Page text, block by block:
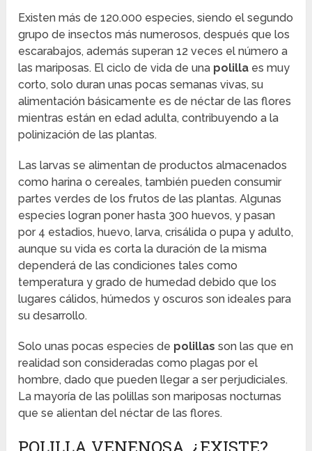
Existen más de 120.000 especies, siendo el segundo
grupo de insectos más numerosos, después que los
escarabajos, además superan 12 veces el número a
las mariposas. El ciclo de vida de una polilla es muy
corto, solo duran unas pocas semanas vivas, su
alimentación básicamente es de néctar de las flores
mientras están en edad adulta, contribuyendo a la
polinización de las plantas.
Las larvas se alimentan de productos almacenados
como harina o cereales, también pueden consumir
partes verdes de los frutos de las plantas. Algunas
especies logran poner hasta 300 huevos, y pasan
por 4 estadios, huevo, larva, crisálida o pupa y adulto,
aunque su vida es corta la duración de la misma
dependerá de las condiciones tales como
temperatura y grado de humedad debido que los
lugares cálidos, húmedos y oscuros son ideales para
su desarrollo.
Solo unas pocas especies de polillas son las que en
realidad son consideradas como plagas por el
hombre, dado que pueden llegar a ser perjudiciales.
La mayoría de las polillas son mariposas nocturnas
que se alientan del néctar de las flores.